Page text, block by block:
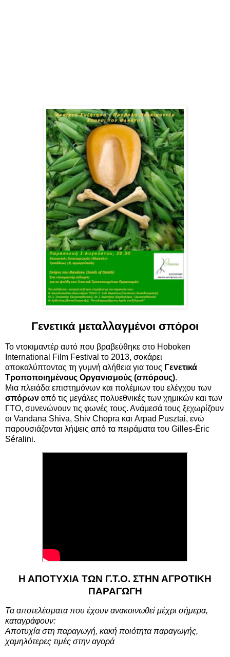
Γενετικά μεταλλαγμένοι σπόροι
Το ντοκιμαντέρ αυτό που βραβεύθηκε στο Hoboken
International Film Festival το 2013, σοκάρει
αποκαλύπτοντας τη γυμνή αλήθεια για τους Γενετικά
Τροποποιημένους Οργανισμούς (σπόρους).
Μια πλειάδα επιστημόνων και πολέμιων του ελέγχου των
σπόρων από τις μεγάλες πολυεθνικές των χημικών και των
ΓΤΟ, συνενώνουν τις φωνές τους. Ανάμεσά τους ξεχωρίζουν
οι Vandana Shiva, Shiv Chopra και Arpad Pusztai, ενώ
παρουσιάζονται λήψεις από τα πειράματα του Gilles-Éric
Séralini.
Η ΑΠΟΤΥΧΙΑ ΤΩΝ Γ.Τ.Ο. ΣΤΗΝ ΑΓΡΟΤΙΚΗ
ΠΑΡΑΓΩΓΗ
Τα αποτελέσματα που έχουν ανακοινωθεί μέχρι σήμερα,
καταγράφουν:
Αποτυχία στη παραγωγή, κακή ποιότητα παραγωγής,
χαμηλότερες τιμές στην αγορά